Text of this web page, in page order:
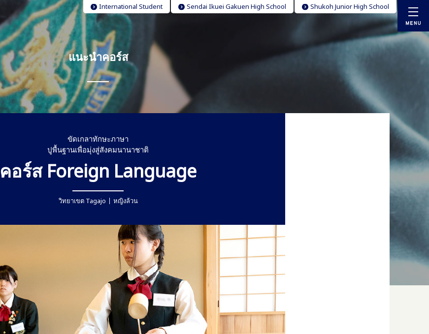
International Student Sendai Ikuei Gakuen High School Shukoh Junior High School
แนะนำคอร์ส
ขัดเกลาทักษะภาษา
ปูพื้นฐานเพื่อมุ่งสู่สังคมนานาชาติ
คอร์ส Foreign Language
วิทยาเขต Tagajo หญิงล้วน